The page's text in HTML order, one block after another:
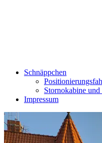
Schnäppchen
Stornokabine und
Impressum